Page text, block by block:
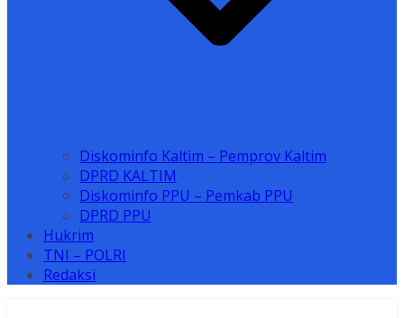
Diskominfo Kaltim – Pemprov Kaltim
DPRD KALTIM
Diskominfo PPU – Pemkab PPU
DPRD PPU
Hukrim
TNI – POLRI
Redaksi